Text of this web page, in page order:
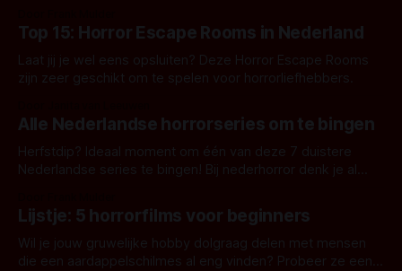
Top 15: Horror Escape Rooms in Nederland
Laat jij je wel eens opsluiten? Deze Horror Escape Rooms
zijn zeer geschikt om te spelen voor horrorliefhebbers.
Alle Nederlandse horrorseries om te bingen
Herfstdip? Ideaal moment om één van deze 7 duistere
Nederlandse series te bingen! Bij nederhorror denk je al
Amsterdamned of The Johnsons. Maar Nederlandse horror
is niet beperkt tot films. Hier een aantal Nederlandse tv-
series uit het duistere of horrorgenre. Als
Lijstje: 5 horrorfilms voor beginners
Wil je jouw gruwelijke hobby dolgraag delen met mensen
die een aardappelschilmes al eng vinden? Probeer ze eens